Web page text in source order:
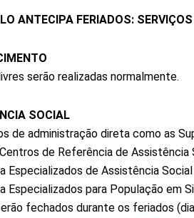
ANTECIPA FERIADOS:
serão realizadas normalmente.
SOCIAL
de administração direta como as
de Referência de Assistência
Especializados de Assistência
Especializados para População em
fechados durante os feriados